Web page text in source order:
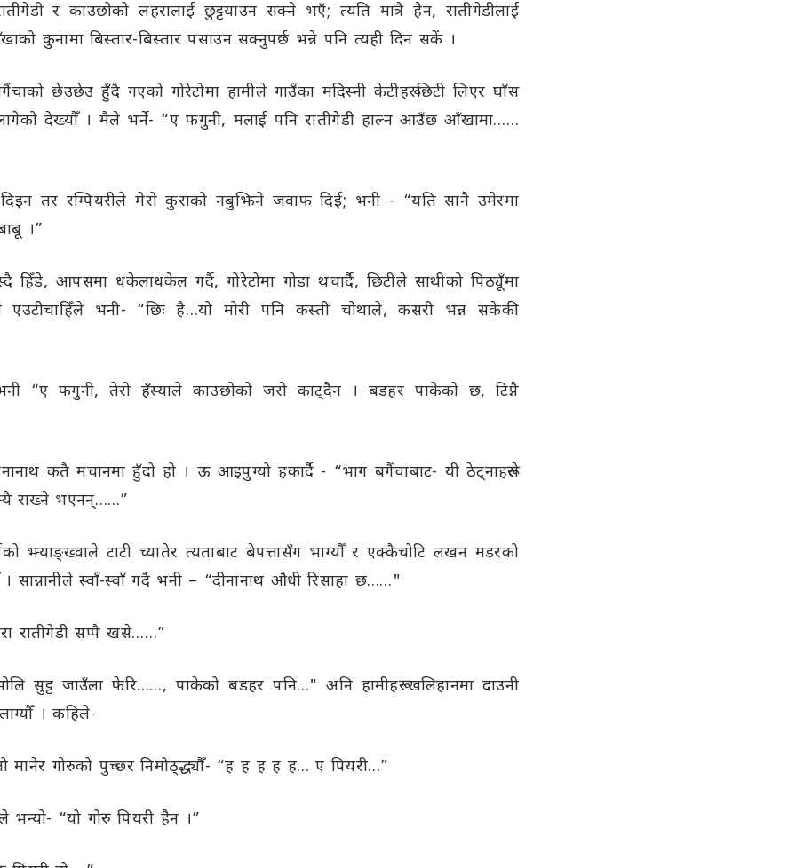
र काउछोको लहरालाई छुट्टयाउन सक्ने भएँ; त्यति मात्रै हैन, रातीगेडीलाई
कुनामा बिस्तार-बिस्तार पसाउन सक्नुपर्छ भन्ने पनि त्यही दिन सकें ।
छेउछेउ हुँदै गएको गोरेटोमा हामीले गाउँका मदिस्नी केटीहरू छिटी लिएर घाँस
देख्यौँ । मैले भर्ने- “ए फगुनी, मलाई पनि रातीगेडी हाल्न आउँछ आँखामा……
तर रम्पियरीले मेरो कुराको नबुझिने जवाफ दिई; भनी - “यति सानै उमेरमा
।”
हिँडे, आपसमा धकेलाधकेल गर्दै, गोरेटोमा गोडा थचार्दै, छिटीले साथीको पिठ्यूँमा
एउटीचाहिँले भनी- “छिः है…यो मोरी पनि कस्ती चोथाले, कसरी भन्न सकेकी
भनी “ए फगुनी, तेरो हँस्याले काउछोको जरो काट्दैन । बडहर पाकेको छ, टिप्नै
कतै मचानमा हुँदो हो । ऊ आइपुग्यो हकार्दै - “भाग बगैंचाबाट- यी ठेट्‌नाहरूले
राख्ने भएनन्……”
झ्याङ्ख्वाले टाटी च्यातेर त्यताबाट बेपत्तासँग भाग्यौँ र एक्कैचोटि लखन मडरको
सान्नानीले स्वाँ-स्वाँ गर्दै भनी – “दीनानाथ औधी रिसाहा छ……"
रातीगेडी सप्पै खसे……”
सुट्ट जाउँला फेरि……, पाकेको बडहर पनि…" अनि हामीहरू खलिहानमा दाउनी
। कहिले-
मानेर गोरुको पुच्छर निमोठ्द्ध्यौँ- “ह ह ह ह ह… ए पियरी…”
“यो गोरु पियरी हैन ।”